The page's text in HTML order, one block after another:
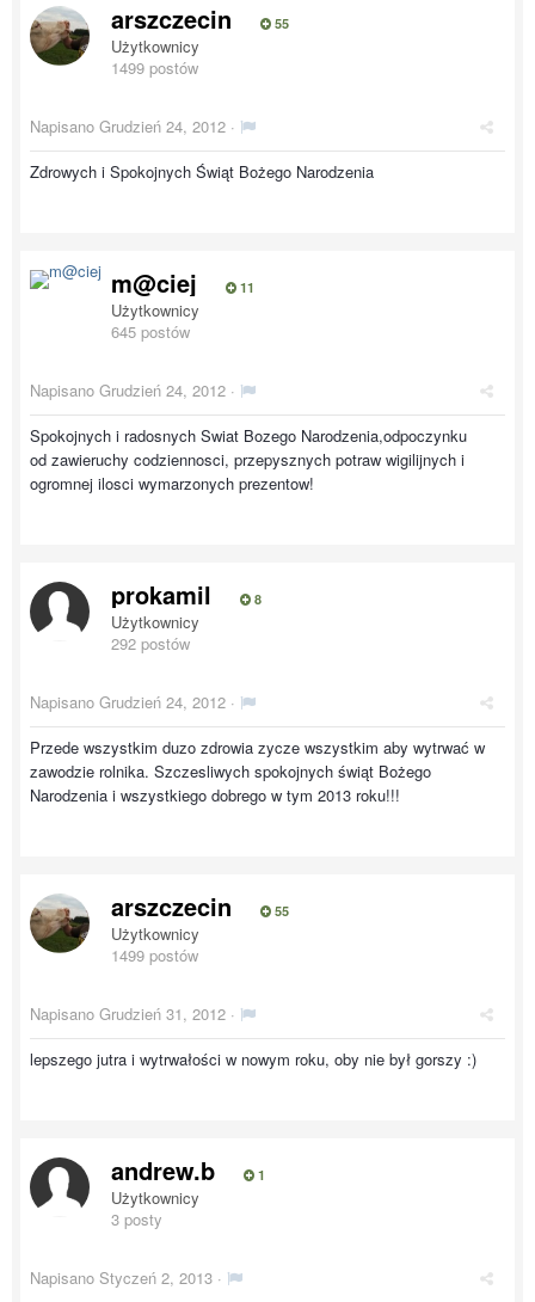
arszczecin 55
Użytkownicy
1499 postów
Napisano Grudzień 24, 2012 ·
Zdrowych i Spokojnych Świąt Bożego Narodzenia
m@ciej 11
Użytkownicy
645 postów
Napisano Grudzień 24, 2012 ·
Spokojnych i radosnych Swiat Bozego Narodzenia,odpoczynku
od zawieruchy codziennosci, przepysznych potraw wigilijnych i
ogromnej ilosci wymarzonych prezentow!
prokamil 8
Użytkownicy
292 postów
Napisano Grudzień 24, 2012 ·
Przede wszystkim duzo zdrowia zycze wszystkim aby wytrwać w
zawodzie rolnika. Szczesliwych spokojnych świąt Bożego
Narodzenia i wszystkiego dobrego w tym 2013 roku!!!
arszczecin 55
Użytkownicy
1499 postów
Napisano Grudzień 31, 2012 ·
lepszego jutra i wytrwałości w nowym roku, oby nie był gorszy :)
andrew.b 1
Użytkownicy
3 posty
Napisano Styczeń 2, 2013 ·